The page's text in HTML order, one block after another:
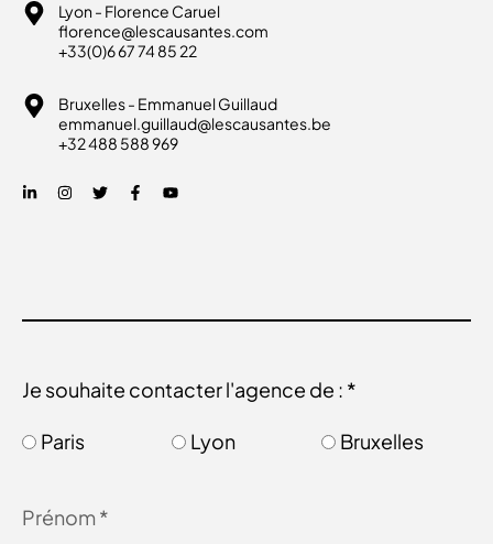
Lyon - Florence Caruel
florence@lescausantes.com
+33(0)6 67 74 85 22
Bruxelles - Emmanuel Guillaud
emmanuel.guillaud@lescausantes.be
+32 488 588 969
Je souhaite contacter l'agence de : *
Paris Lyon Bruxelles